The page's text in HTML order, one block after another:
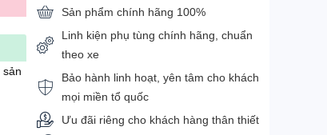
sản
Sản phẩm chính hãng 100%
Linh kiện phụ tùng chính hãng, chuẩn
theo xe
Bảo hành linh hoạt, yên tâm cho khách
mọi miền tổ quốc
Ưu đãi riêng cho khách hàng thân thiết